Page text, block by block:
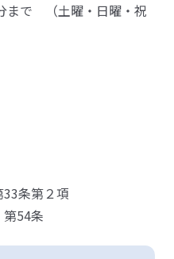
まで （土曜・日曜・祝
条第２項
54条